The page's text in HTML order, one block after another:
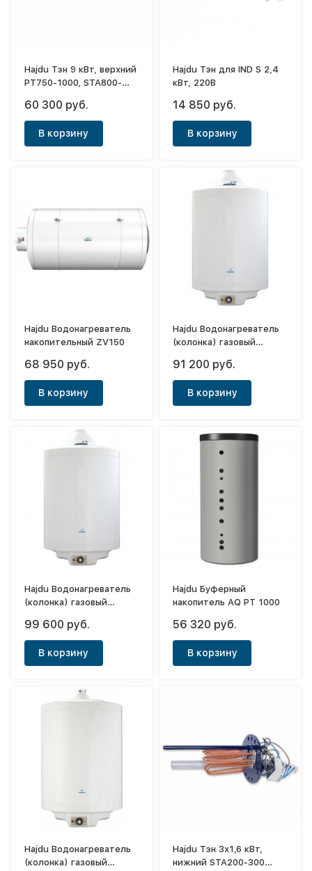
Hajdu Тэн 9 кВт, верхний
PT750-1000, STA800-
60 300 руб.
В корзину
Hajdu Тэн для IND S 2,4
кВт, 220B
14 850 руб.
В корзину
Hajdu Водонагреватель
накопительный ZV150
68 950 руб.
В корзину
Hajdu Водонагреватель
(колонка) газовый
91 200 руб.
В корзину
Hajdu Водонагреватель
(колонка) газовый
99 600 руб.
В корзину
Hajdu Буферный
накопитель AQ PT 1000
56 320 руб.
В корзину
Hajdu Водонагреватель
(колонка) газовый
Hajdu Тэн 3x1,6 кВт,
нижний STA200-300